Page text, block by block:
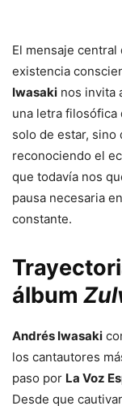
El mensaje
existencia
Iwasaki nos invita
una letra filosófica
solo de estar,
reconociendo el
que todavía nos
pausa necesaria
constante.
álbum
Andrés Iwasaki
los cantautores
paso por La Voz
Desde que